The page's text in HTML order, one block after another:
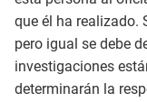
que él ha realizado.
pero igual se debe
investigaciones
determinarán la